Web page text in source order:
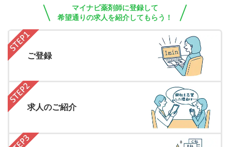
マイナビ薬剤師に登録して
希望通りの求人を紹介してもらう！
ご登録
求人のご紹介